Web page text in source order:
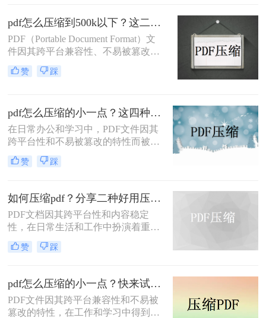
变得尤为重要。本文将详细介绍四种
常用的方法，帮助您轻松应对这一挑
战。
pdf怎么压缩到500k以下？这二种压缩方法你可以轻松学会！
PDF（Portable Document Format）文
件因其跨平台兼容性、不易被篡改的
特性以及保持文档格式一致性的能
力，在日常办公和文件分享中得到了
上传、发送或存储。那么pdf怎么压缩
到500k以下呢？本文将介绍两种将
PDF文件压缩到500K以下的方法。
赞 踩
pdf怎么压缩的小一点？这四种压缩方法了解一下
在日常办公和学习中，PDF文件因其
跨平台性和不易被篡改的特性而被广
泛使用。然而，有时PDF文件过大，
会给传输和存储带来不便。那么pdf怎
将PDF压缩得更小的方法。
赞 踩
如何压缩pdf？分享二种好用压缩方法！
PDF文档因其跨平台性和内容稳定
性，在日常生活和工作中扮演着重要
角色。然而，有时PDF文件过大，会
影响传输速度或占用过多存储空间。
压缩PDF的方法。
赞 踩
pdf怎么压缩的小一点？快来试试这4种压缩方法！
PDF文件因其跨平台兼容性和不易被
篡改的特性，在工作和学习中得到了